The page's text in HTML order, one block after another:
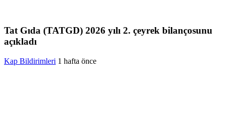
Tat Gıda (TATGD) 2026 yılı 2. çeyrek bilançosunu
açıkladı
Kap Bildirimleri 1 hafta önce